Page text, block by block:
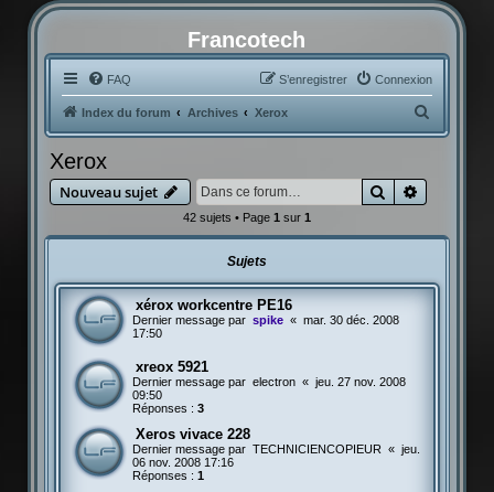
Francotech
FAQ Connexion
S’enregistrer
Index du forum Archives Xerox
e
Xerox
Nouveau sujet Rechercher
42 sujets • Page 1sur 1
Sujets
xérox workcentre PE16
Dernier message par spike « mar. 30 déc. 2008
17:50
xreox 5921
Dernier message par electron « jeu. 27 nov. 2008
09:50
Réponses : 3
Xeros vivace 228
Dernier message par TECHNICIENCOPIEUR « jeu.
06 nov. 2008 17:16
Réponses : 1